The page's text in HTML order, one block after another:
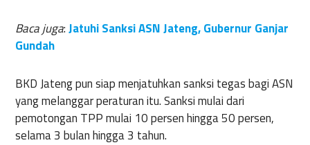
Baca juga:Jatuhi Sanksi ASN Jateng, Gubernur Ganjar
Gundah
BKD Jateng pun siap menjatuhkan sanksi tegas bagi ASN
yang melanggar peraturan itu. Sanksi mulai dari
pemotongan TPP mulai 10 persen hingga 50 persen,
selama 3 bulan hingga 3 tahun.